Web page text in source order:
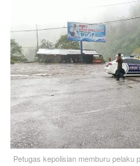
Petugas kepolisian memburu pelaku